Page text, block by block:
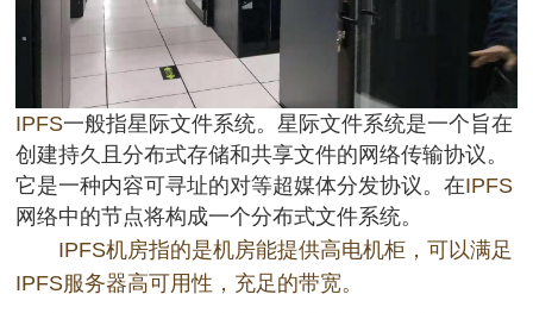
IPFS一般指星际文件系统。星际文件系统是一个旨在
创建持久且分布式存储和共享文件的网络传输协议。
它是一种内容可寻址的对等超媒体分发协议。在IPFS
网络中的节点将构成一个分布式文件系统。
IPFS机房指的是机房能提供高电机柜，可以满足
IPFS服务器高可用性，充足的带宽。